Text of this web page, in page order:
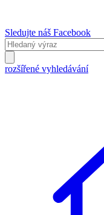
Sledujte náš Facebook
rozšířené vyhledávání